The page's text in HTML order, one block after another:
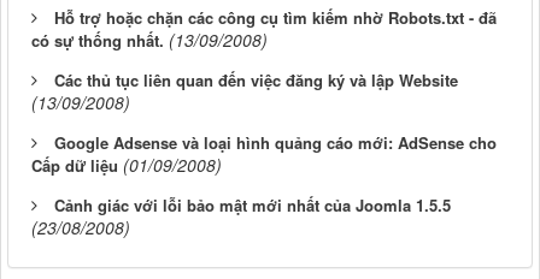
Hỗ trợ hoặc chặn các công cụ tìm kiếm nhờ Robots.txt - đã
có sự thống nhất. (13/09/2008)
Các thủ tục liên quan đến việc đăng ký và lập Website
(13/09/2008)
Google Adsense và loại hình quảng cáo mới: AdSense cho
Cấp dữ liệu (01/09/2008)
Cảnh giác với lỗi bảo mật mới nhất của Joomla 1.5.5
(23/08/2008)